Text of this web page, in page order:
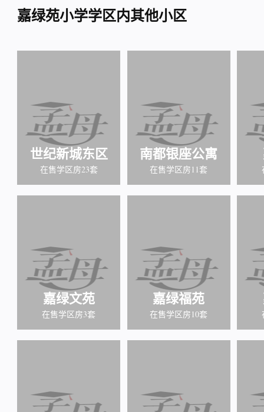
嘉绿苑小学学区内其他小区
世纪新城东区
在售学区房23套
南都银座公寓
在售学区房11套
嘉绿文苑
在售学区房3套
嘉绿福苑
在售学区房10套